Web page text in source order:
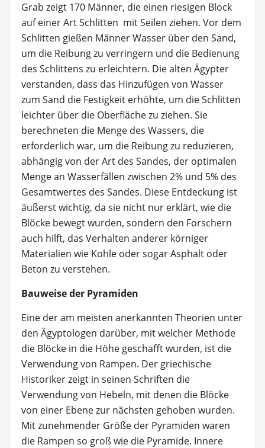
Grab zeigt 170 Männer, die einen riesigen Block
auf einer Art Schlitten mit Seilen ziehen. Vor dem
Schlitten gießen Männer Wasser über den Sand,
um die Reibung zu verringern und die Bedienung
des Schlittens zu erleichtern. Die alten Ägypter
verstanden, dass das Hinzufügen von Wasser
zum Sand die Festigkeit erhöhte, um die Schlitten
leichter über die Oberfläche zu ziehen. Sie
berechneten die Menge des Wassers, die
erforderlich war, um die Reibung zu reduzieren,
abhängig von der Art des Sandes, der optimalen
Menge an Wasserfällen zwischen 2% und 5% des
Gesamtwertes des Sandes. Diese Entdeckung ist
äußerst wichtig, da sie nicht nur erklärt, wie die
Blöcke bewegt wurden, sondern den Forschern
auch hilft, das Verhalten anderer körniger
Materialien wie Kohle oder sogar Asphalt oder
Beton zu verstehen.
Bauweise der Pyramiden
Eine der am meisten anerkannten Theorien unter
den Ägyptologen darüber, mit welcher Methode
die Blöcke in die Höhe geschafft wurden, ist die
Verwendung von Rampen. Der griechische
Historiker zeigt in seinen Schriften die
Verwendung von Hebeln, mit denen die Blöcke
von einer Ebene zur nächsten gehoben wurden.
Mit zunehmender Größe der Pyramiden waren
die Rampen so groß wie die Pyramide. Innere